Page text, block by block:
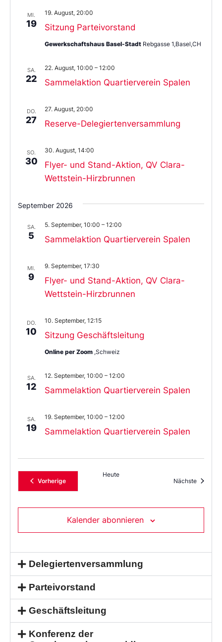
MI.
19 Sitzung Parteivorstand
19. August, 20:00
Gewerkschaftshaus Basel-Stadt Rebgasse 1,Basel,CH
SA.
22 Sammelaktion Quartierverein Spalen
22. August, 10:00 – 12:00
DO.
27 Reserve-Delegiertenversammlung
27. August, 20:00
SO.
30
Flyer- und Stand-Aktion, QV Clara-
Wettstein-Hirzbrunnen
30. August, 14:00
September 2026
SA.
5 Sammelaktion Quartierverein Spalen
5. September, 10:00 – 12:00
MI.
9
Flyer- und Stand-Aktion, QV Clara-
Wettstein-Hirzbrunnen
9. September, 17:30
DO.
10 Sitzung Geschäftsleitung
10. September, 12:15
Online per Zoom ,Schweiz
SA.
12 Sammelaktion Quartierverein Spalen
12. September, 10:00 – 12:00
SA.
19 Sammelaktion Quartierverein Spalen
19. September, 10:00 – 12:00
VorherigeVeranstaltungen
Heute
Nächste
Kalender abonnieren
Delegiertenversammlung
Parteivorstand
Geschäftsleitung
Konferenz der